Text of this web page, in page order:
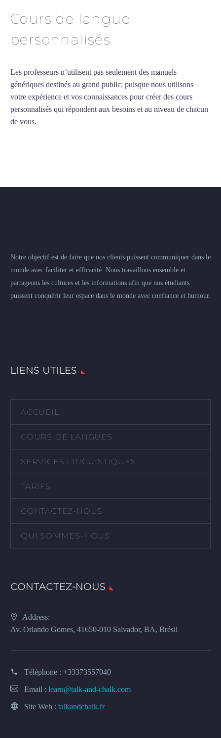
Cours de langue
personnalisés
Les professeurs n’utilisent pas seulement des manuels
génériques destinés au grand public; puisque nous utilisons
votre expérience et vos connaissances pour créer des cours
personnalisés qui répondent aux besoins et au niveau de chacun
de vous.
Notre objectif est de faire que nos clients puissent communiquer dans le
monde avec faciliter et efficacité. Nous travaillons ensemble et
partageons les cultures et les informations afin que nos étudiants
puissent conquérir leur espace dans le monde avec confiance et humour.
LIENS UTILES
ACCUEIL
COURS DE LANGUES
SERVICES LINGUISTIQUES
TARIFS
CONTACTEZ-NOUS
QUI SOMMES-NOUS
CONTACTEZ-NOUS
Address:
Av. Orlando Gomes, 41650-010 Salvador, BA, Brésil
Téléphone : +33373557040
Email : learn@talk-and-chalk.com
Site Web : talkandchalk.fr